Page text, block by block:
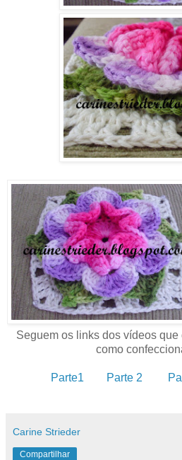
Seguem os links dos vídeos
como
Parte1 Parte 2
Carine Strieder
Compartilhar